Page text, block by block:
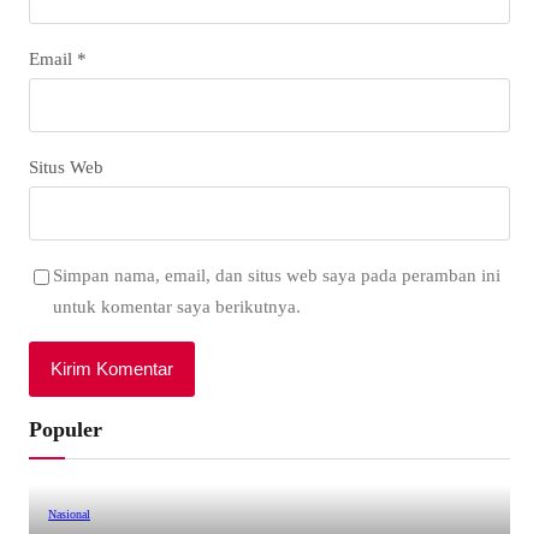
Email *
Situs Web
Simpan nama, email, dan situs web saya pada peramban ini
untuk komentar saya berikutnya.
Populer
Nasional